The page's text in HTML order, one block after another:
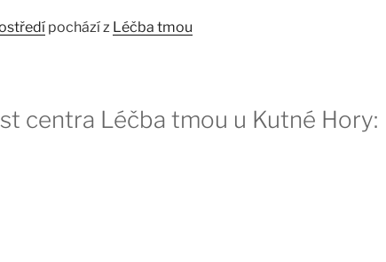
pochází z Léčba tmou
centra Léčba tmou u Kutné Hory: